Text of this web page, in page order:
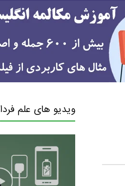
ویدیو های علم فردا